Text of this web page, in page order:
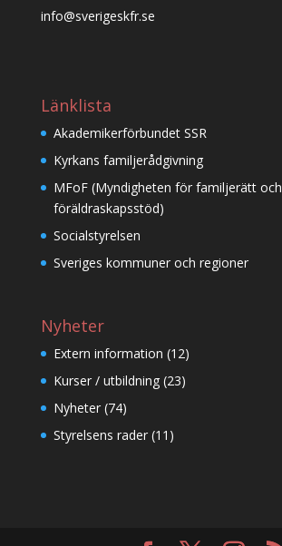
info@sverigeskfr.se
Länklista
Akademikerförbundet SSR
Kyrkans familjerådgivning
MFoF (Myndigheten för familjerätt och
föräldraskapsstöd)
Socialstyrelsen
Sveriges kommuner och regioner
Nyheter
Extern information (12)
Kurser / utbildning(23)
Nyheter(74)
Styrelsens rader(11)